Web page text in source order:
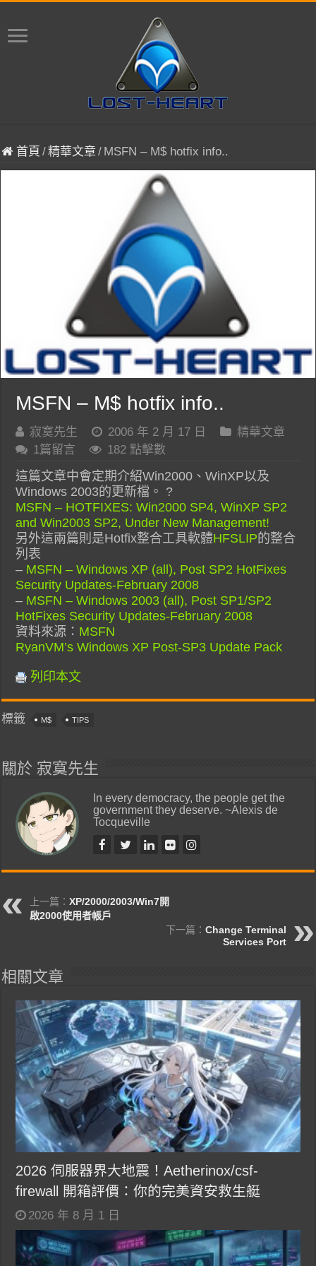
首頁 /精華文章/ MSFN – M$ hotfix info..
MSFN – M$ hotfix info..
寂寞先生 2006 年 2 月 17 日
精華文章
1篇留言
182 點擊數
這篇文章中會定期介紹Win2000、WinXP以及
Windows 2003的更新檔。 ?
MSFN – HOTFIXES: Win2000 SP4, WinXP SP2
and Win2003 SP2, Under New Management!
另外這兩篇則是Hotfix整合工具軟體HFSLIP的整合
列表
– MSFN – Windows XP (all), Post SP2 HotFixes
Security Updates-February 2008
– MSFN – Windows 2003 (all), Post SP1/SP2
HotFixes Security Updates-February 2008
資料來源： MSFN
RyanVM’s Windows XP Post-SP3 Update Pack
列印本文
標籤 M$ TIPS
關於 寂寞先生
In every democracy, the people get the
government they deserve. ~Alexis de
Tocqueville
上一篇：XP/2000/2003/Win7開
啟2000使用者帳戶
下一篇： Change Terminal
Services Port
相關文章
2026 伺服器界大地震！Aetherinox/csf-
firewall 開箱評價：你的完美資安救生艇
2026 年 8 月 1 日